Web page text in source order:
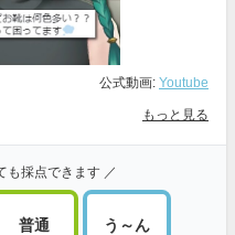
公式動画: Youtube
もっと見る
も採点できます ／
普通 う～ん